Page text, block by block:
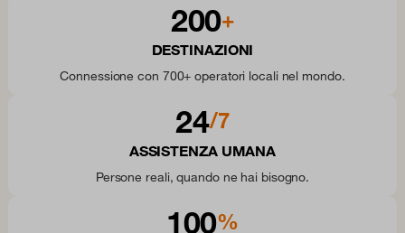
200+
DESTINAZIONI
Connessione con 700+ operatori locali nel mondo.
24/7
ASSISTENZA UMANA
Persone reali, quando ne hai bisogno.
100%